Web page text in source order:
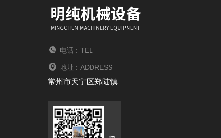
电话：TEL
地址：ADDRESS
常州市天宁区郑陆镇